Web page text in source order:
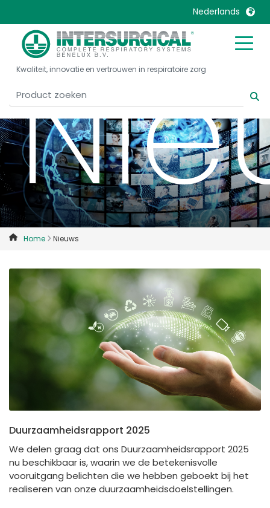
Nederlands
United Kingdom
United States
Belgique, Français
Canada, English
Canada, Français
China
Colombia
España
France
Italia
Malaysia
Mexico
Nederlands
Norway
Portugal
Turkey
International English
Kwaliteit, innovatie en vertrouwen in respiratoire zorg
Home Nieuws
Duurzaamheidsrapport 2025
We delen graag dat ons Duurzaamheidsrapport 2025
nu beschikbaar is, waarin we de betekenisvolle
vooruitgang belichten die we hebben geboekt bij het
realiseren van onze duurzaamheidsdoelstellingen.